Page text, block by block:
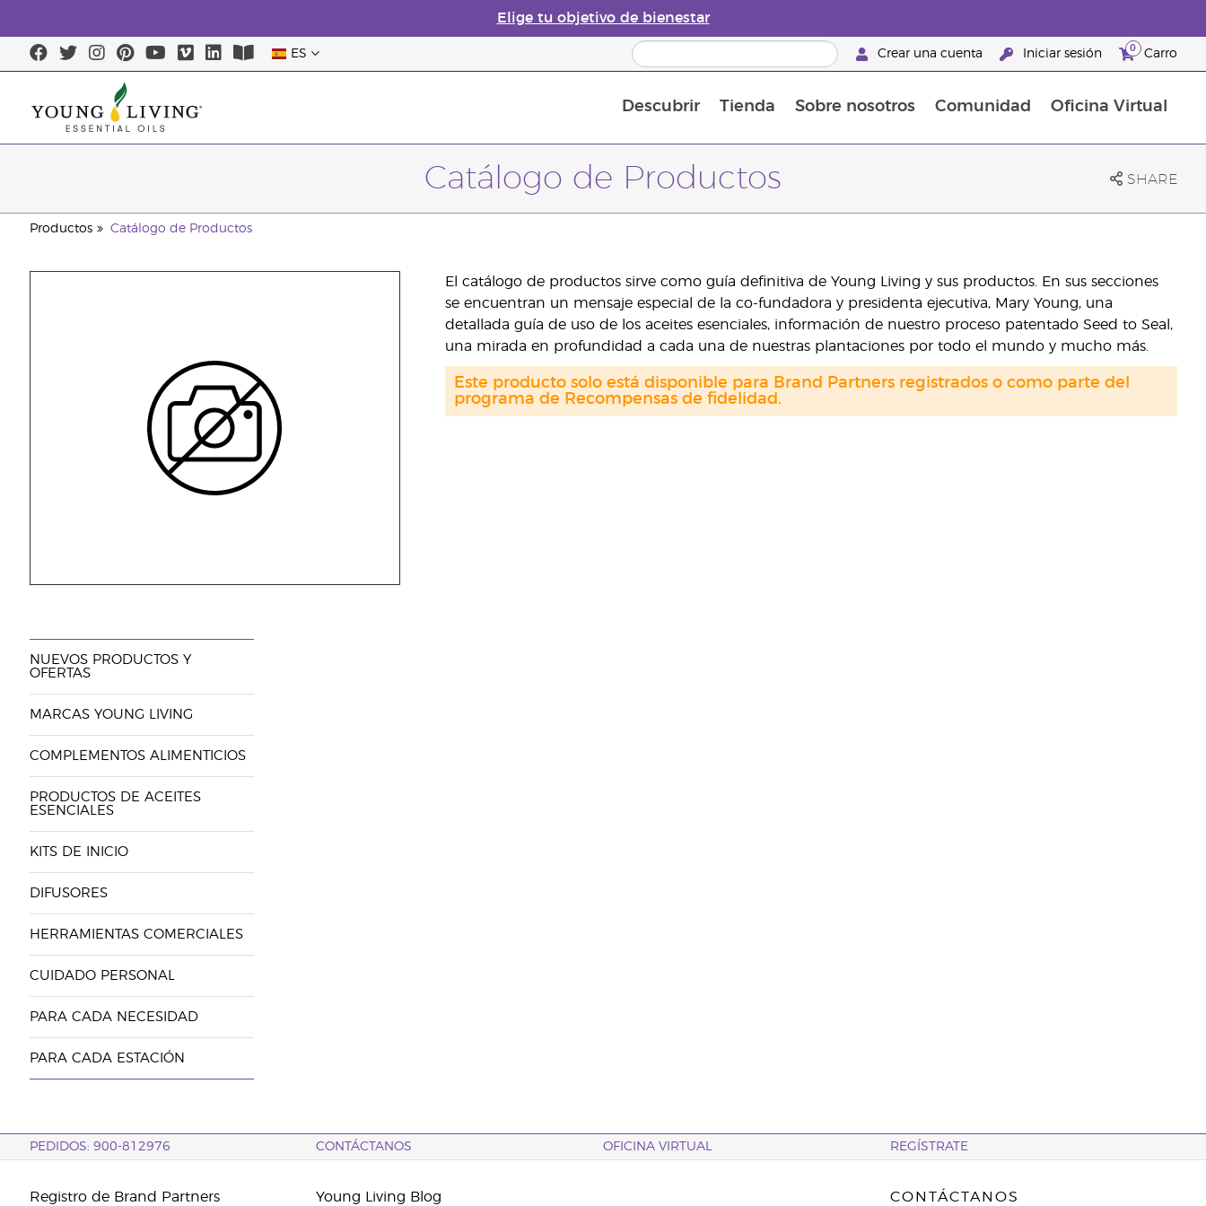
Elige tu objetivo de bienestar
ES Crear una cuenta Iniciar sesión 0 Carro
Descubrir Tienda Sobre nosotros Comunidad Oficina Virtual
Catálogo de Productos SHARE
Productos Catálogo de Productos
El catálogo de productos sirve como guía definitiva de Young Living y sus productos. En sus secciones
se encuentran un mensaje especial de la co-fundadora y presidenta ejecutiva, Mary Young, una
detallada guía de uso de los aceites esenciales, información de nuestro proceso patentado Seed to Seal,
una mirada en profundidad a cada una de nuestras plantaciones por todo el mundo y mucho más.
Este producto solo está disponible para Brand Partners registrados o como parte del
programa de Recompensas de fidelidad.
NUEVOS PRODUCTOS Y
OFERTAS
MARCAS YOUNG LIVING
COMPLEMENTOS ALIMENTICIOS
PRODUCTOS DE ACEITES
ESENCIALES
KITS DE INICIO
DIFUSORES
HERRAMIENTAS COMERCIALES
CUIDADO PERSONAL
PARA CADA NECESIDAD
PARA CADA ESTACIÓN
PEDIDOS: 900-812976 CONTÁCTANOS OFICINA VIRTUAL REGÍSTRATE
Registro de Brand Partners Young Living Blog CONTÁCTANOS